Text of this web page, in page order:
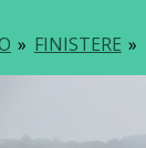
» FINISTERE »